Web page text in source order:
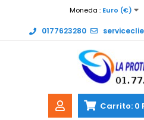
Moneda : Euro (€)
0177623280
Carrito: 0